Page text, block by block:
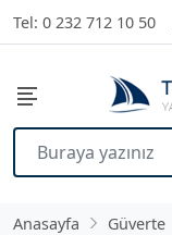
Tel: 0 232 712 10 50
Anasayfa Güverte